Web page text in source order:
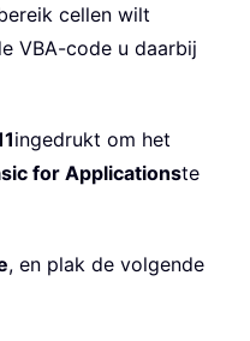
cellen wilt
VBA-code u daarbij
ingedrukt om het
for Applicationste
, en plak de volgende